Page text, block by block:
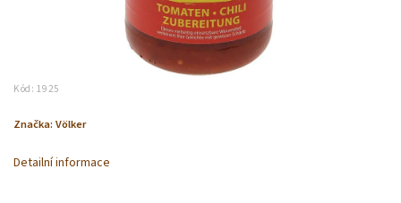
Kód: 1925
Značka: Völker
Detailní informace